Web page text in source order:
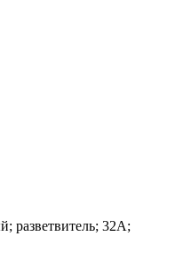
разветвитель; 32А;